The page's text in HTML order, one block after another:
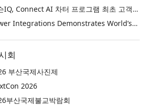
닐슨IQ, Connect AI 차터 프로그램 최초 고객사 ‘퓨리나’ 선정
Power Integrations Demonstrates World’s First 2200 V GaN Technology for Next-Era High-Voltage Power Systems
회
부산국제사진제
2026
부산국제불교박람회